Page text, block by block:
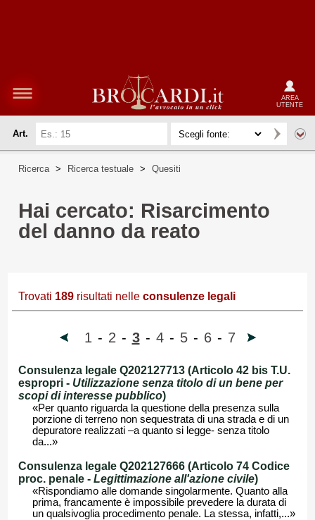
AREA
UTENTE
Art.
Ricerca > Ricerca testuale > Quesiti
Hai cercato: Risarcimento
del danno da reato
Trovati 189 risultati nelle consulenze legali
1 - 2 - 3 - 4 - 5 - 6 - 7
Consulenza legale Q202127713 (Articolo 42 bis T.U.
espropri - Utilizzazione senza titolo di un bene per
scopi di interesse pubblico)
«Per quanto riguarda la questione della presenza sulla
porzione di terreno non sequestrata di una strada e di un
depuratore realizzati –a quanto si legge- senza titolo
da...»
Consulenza legale Q202127666 (Articolo 74 Codice
proc. penale - Legittimazione all'azione civile)
«Rispondiamo alle domande singolarmente. Quanto alla
prima, francamente è impossibile prevedere la durata di
un qualsivoglia procedimento penale. La stessa, infatti,...»